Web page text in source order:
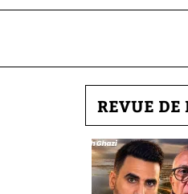
REVUE DE